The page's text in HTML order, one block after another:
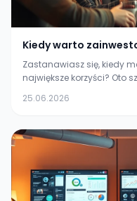
Kiedy warto
Zastanawiasz się, kiedy
największe korzyści? Oto
25.06.2026